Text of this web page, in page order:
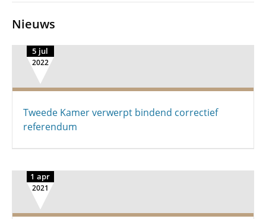
Nieuws
5 jul
2022
Tweede Kamer verwerpt bindend correctief
referendum
1 apr
2021